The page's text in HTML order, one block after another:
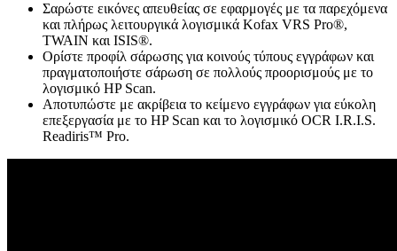
Σαρώστε εικόνες απευθείας σε εφαρμογές με τα παρεχόμενα
και πλήρως λειτουργικά λογισμικά Kofax VRS Pro®,
TWAIN και ISIS®.
Ορίστε προφίλ σάρωσης για κοινούς τύπους εγγράφων και
πραγματοποιήστε σάρωση σε πολλούς προορισμούς με το
λογισμικό HP Scan.
Αποτυπώστε με ακρίβεια το κείμενο εγγράφων για εύκολη
επεξεργασία με το HP Scan και το λογισμικό OCR I.R.I.S.
Readiris™ Pro.